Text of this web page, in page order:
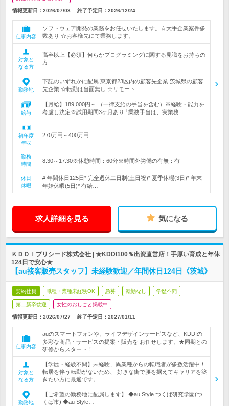
情報更新日：2026/07/03 終了予定日： 2026/12/24
仕事内容
ソフトウェア開発の業務をお任せいたします。☆大手企業案件多
数あり ☆お客様先にて業務します。
対象と
なる方
高卒以上【必須】何らかプログラミングに関する見識をお持ちの
方
勤務地
下記のいずれかに配属 東京都23区内の顧客先企業 茨城県の顧客
先企業 ☆転勤は当面無し ☆リモート…
給与
【月給】189,000円～ （一律支給の手当を含む）※経験・能力を
考慮し決定※試用期間3ヶ月あり└業務手当は、実業務…
初年度
年収
270万円～400万円
勤務
時間
8:30～17:30※休憩時間：60分※時間外労働の有無：有
休日
休暇
# 年間休日125日* 完全週休二日制(土日祝)* 夏季休暇(3日)* 年末
年始休暇(5日)* 有給…
求人詳細を見る 気になる
ＫＤＤＩプリシード株式会社 | ★KDDI100％出資直営店！手厚い育成と年休
124日で安心★
【au接客販売スタッフ】未経験歓迎／年間休日124日《茨城》
契約社員 職種・業種未経験OK 急募 転勤なし 学歴不問
第二新卒歓迎 女性のおしごと掲載中
情報更新日：2026/07/27 終了予定日： 2027/01/11
仕事内容
auのスマートフォンや、ライフデザインサービスなど、KDDIの
多彩な商品・サービスの提案・販売を お任せします。★同期との
研修からスタート！
対象と
なる方
【学歴・経験不問】未経験、異業種からの転職者が多数活躍中！
転居を伴う転勤がないため、 好きな街で腰を据えてキャリアを築
きたい方に最適です。
勤務地
【ご希望の勤務地に配属します】 ◆au Style つくば研究学園(つ
くば市) ◆au Style…